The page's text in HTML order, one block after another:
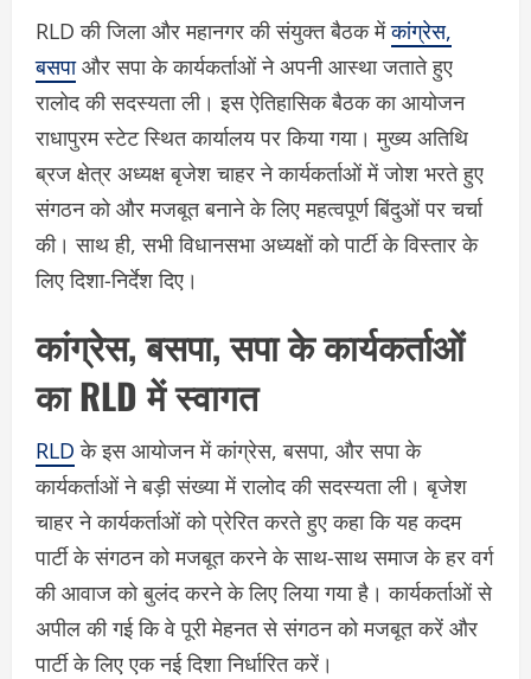
RLD की जिला और महानगर की संयुक्त बैठक मेंकांग्रेस,
बसपाऔर सपा के कार्यकर्ताओं ने अपनी आस्था जताते हुए
रालोद की सदस्यता ली। इस ऐतिहासिक बैठक का आयोजन
राधापुरम स्टेट स्थित कार्यालय पर किया गया। मुख्य अतिथि
ब्रज क्षेत्र अध्यक्ष बृजेश चाहर ने कार्यकर्ताओं में जोश भरते हुए
संगठन को और मजबूत बनाने के लिए महत्वपूर्ण बिंदुओं पर चर्चा
की। साथ ही, सभी विधानसभा अध्यक्षों को पार्टी के विस्तार के
लिए दिशा-निर्देश दिए।
कांग्रेस, बसपा, सपा के कार्यकर्ताओं
का RLD में स्वागत
RLD के इस आयोजन में कांग्रेस, बसपा, और सपा के
कार्यकर्ताओं ने बड़ी संख्या में रालोद की सदस्यता ली। बृजेश
चाहर ने कार्यकर्ताओं को प्रेरित करते हुए कहा कि यह कदम
पार्टी के संगठन को मजबूत करने के साथ-साथ समाज के हर वर्ग
की आवाज को बुलंद करने के लिए लिया गया है। कार्यकर्ताओं से
अपील की गई कि वे पूरी मेहनत से संगठन को मजबूत करें और
पार्टी के लिए एक नई दिशा निर्धारित करें।